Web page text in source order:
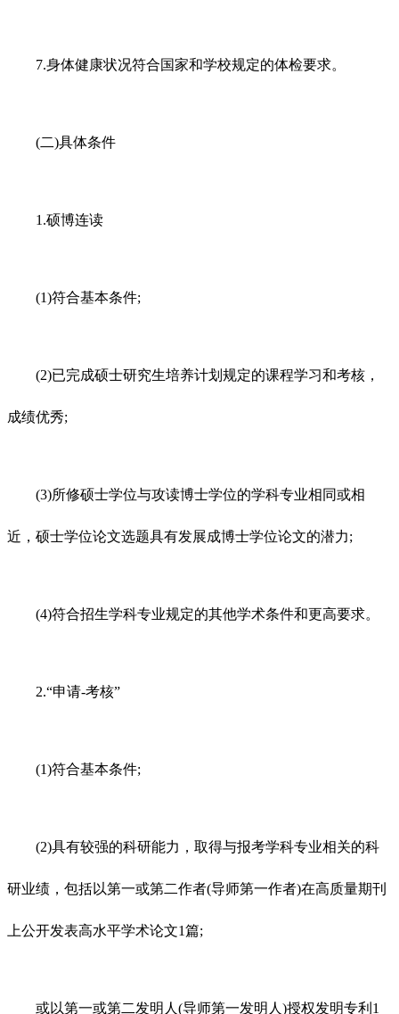
7.身体健康状况符合国家和学校规定的体检要求。
(二)具体条件
1.硕博连读
(1)符合基本条件;
(2)已完成硕士研究生培养计划规定的课程学习和考核，
成绩优秀;
(3)所修硕士学位与攻读博士学位的学科专业相同或相
近，硕士学位论文选题具有发展成博士学位论文的潜力;
(4)符合招生学科专业规定的其他学术条件和更高要求。
2.“申请-考核”
(1)符合基本条件;
(2)具有较强的科研能力，取得与报考学科专业相关的科
研业绩，包括以第一或第二作者(导师第一作者)在高质量期刊
上公开发表高水平学术论文1篇;
或以第一或第二发明人(导师第一发明人)授权发明专利1